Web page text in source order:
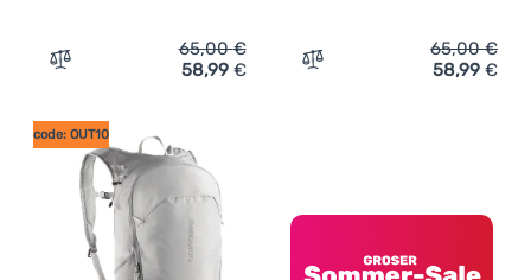
Zum Vergleich 'Rucksack Salomon Trailblazer 10'
65,00€
58,99 € Zum Vergleich 'Rucksack
65,00€
58,99 €
code: OUT10